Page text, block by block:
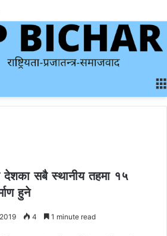
देशका सबै स्थानीय तहमा १५
हुने
4 1 minute read